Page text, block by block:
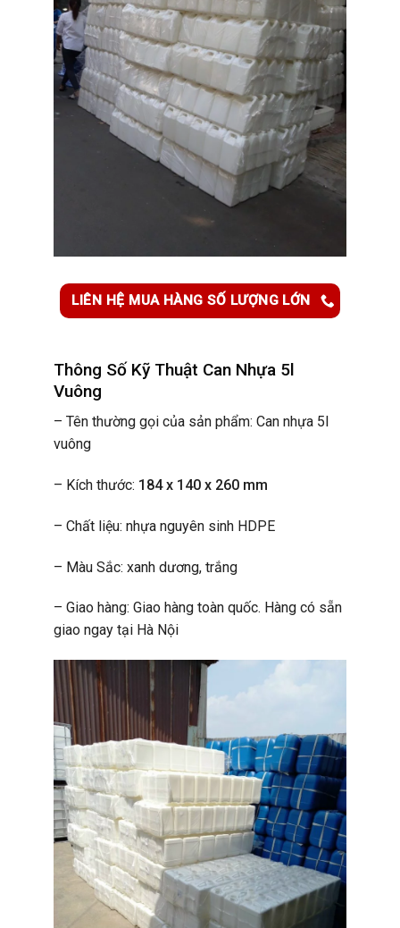
LIÊN HỆ MUA HÀNG SỐ LƯỢNG LỚN
Thông Số Kỹ Thuật Can Nhựa 5l
Vuông
– Tên thường gọi của sản phẩm: Can nhựa 5l
vuông
– Kích thước: 184 x 140 x 260 mm
– Chất liệu: nhựa nguyên sinh HDPE
– Màu Sắc: xanh dương, trắng
– Giao hàng: Giao hàng toàn quốc. Hàng có sẵn
giao ngay tại Hà Nội